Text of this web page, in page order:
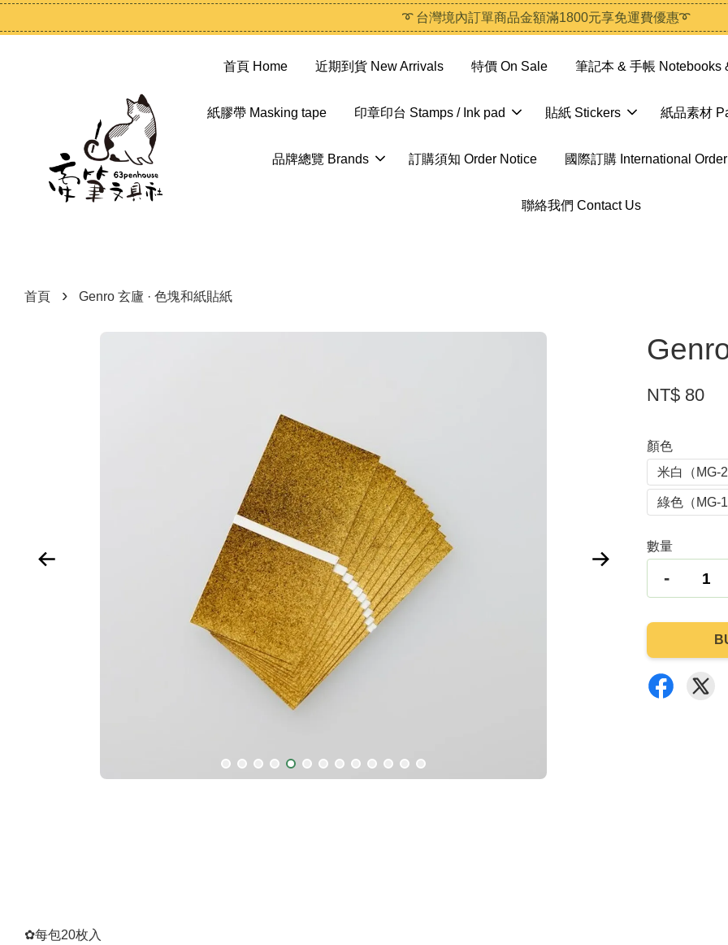
➰ 台灣境內訂單商品金額滿1800元享免運費優惠➰
首頁 Home 近期到貨 New Arrivals 特價 On Sale 筆記本 & 手帳 Notebooks
紙膠帶 Masking tape 印章印台 Stamps / Ink pad 貼紙 Stickers 紙品素材
品牌總覽 Brands 訂購須知 Order Notice 國際訂購 International Order
聯絡我們 Contact Us
首頁 › Genro 玄廬 · 色塊和紙貼紙
NT$ 80
顏色
米白（MG-
綠色（MG-
數量
-
✿每包20枚入